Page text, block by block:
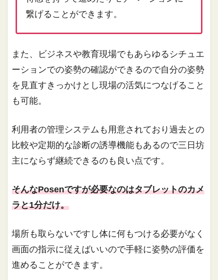
繋げることができます。
また、ビジネスや教育現場でもあらゆるシチュエ
ーションでの姿勢の確認ができるので自分の姿勢
を見直すきっかけとし現場の活気につなげること
も可能。
利用者の管理システムも用意されており過去との
比較や定期的な診断の誘導機能もあるので三日坊
主にならず継続できるのも良い点です。
そんなPosenですが必要なのはタブレットのカメ
ラと1分だけ。
場所も取らないですし体に何もつける必要がなく
画面の指示に従えばいいので手軽に姿勢の評価を
進めることができます。